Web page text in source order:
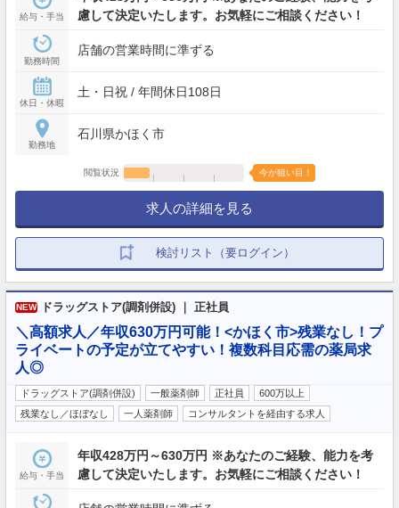
給与・手当
慮して決定いたします。お気軽にご相談ください！
勤務時間
店舗の営業時間に準ずる
休日・休暇
土・日祝 / 年間休日108日
勤務地
石川県かほく市
閲覧状況 今が狙い目！
求人の詳細を見る
検討リスト（要ログイン）
NEW ドラッグストア(調剤併設) ｜ 正社員
＼高額求人／年収630万円可能！<かほく市>残業なし！プ
ライベートの予定が立てやすい！複数科目応需の薬局求
人◎
ドラッグストア(調剤併設) 一般薬剤師 正社員
600万以上
残業なし／ほぼなし
一人薬剤師 コンサルタントを経由する求人
給与・手当
年収428万円～630万円 ※あなたのご経験、能力を考
慮して決定いたします。お気軽にご相談ください！